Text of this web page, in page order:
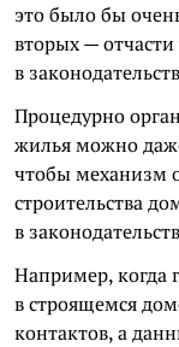
это было бы
вторых —
в
Процедурно
жилья можно
чтобы механизм
строительства
в
Например, когда
в строящемся
контактов, а